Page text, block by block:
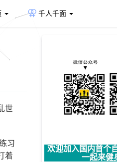
千人千面
世
习
着
欢迎加入国内首个
一起来健